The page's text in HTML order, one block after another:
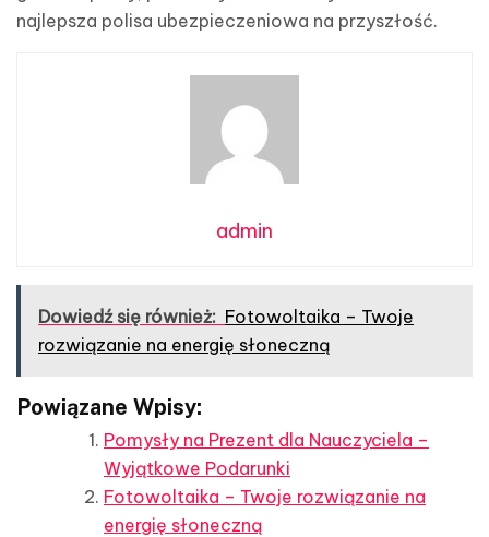
najlepsza polisa ubezpieczeniowa na przyszłość.
admin
Dowiedź się również: Fotowoltaika – Twoje
rozwiązanie na energię słoneczną
Powiązane Wpisy:
Pomysły na Prezent dla Nauczyciela –
Wyjątkowe Podarunki
Fotowoltaika – Twoje rozwiązanie na
energię słoneczną